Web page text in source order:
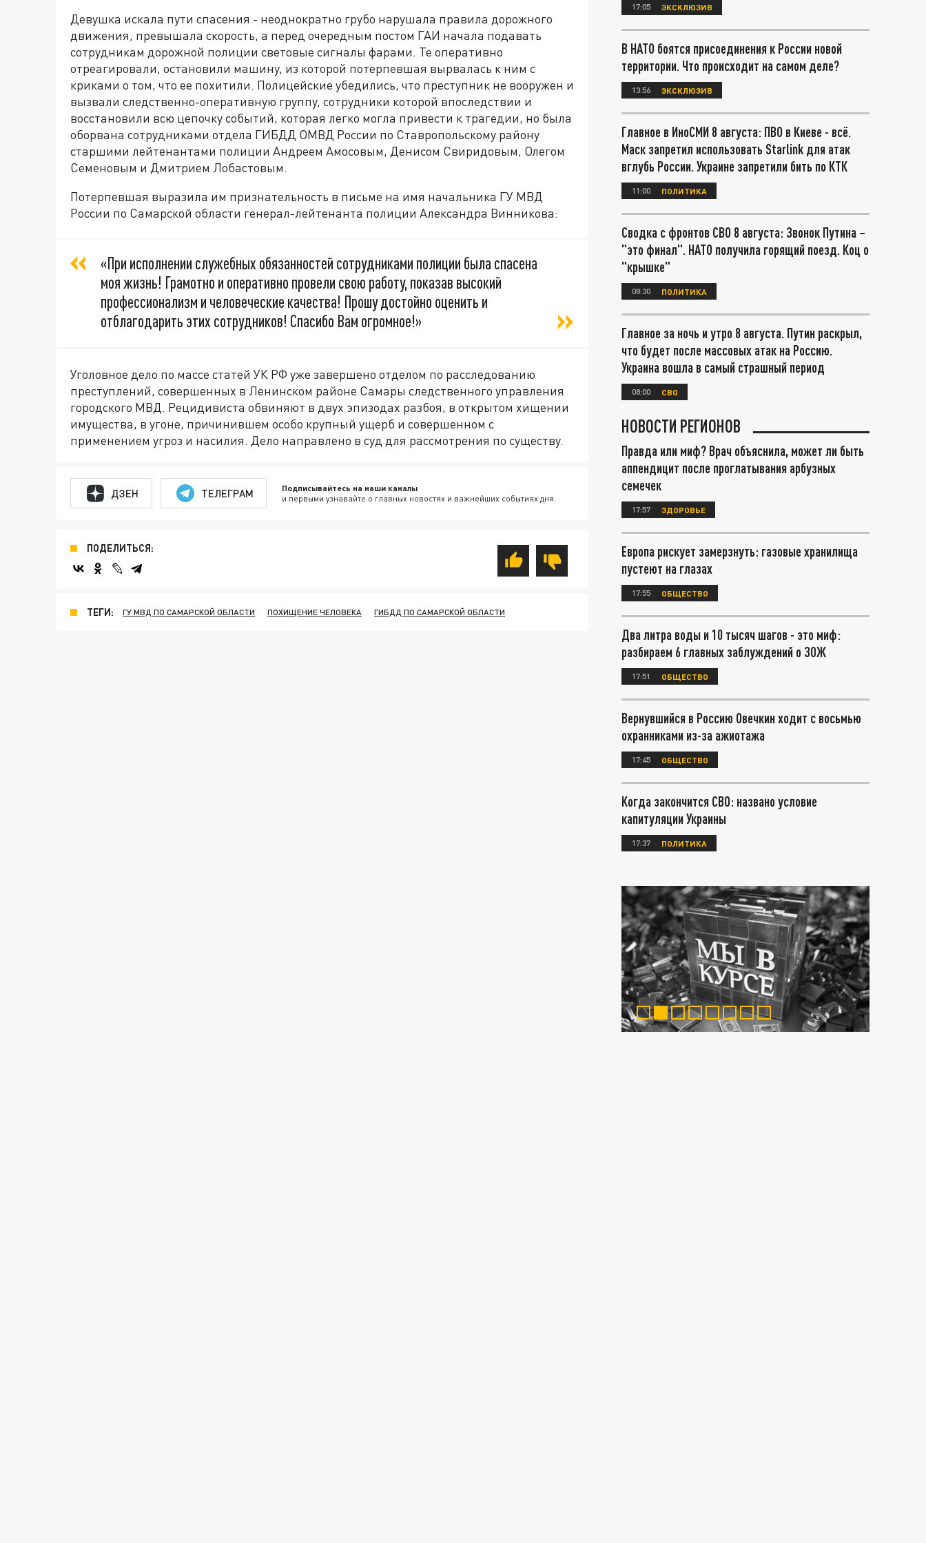
Девушка искала пути спасения - неоднократно грубо нарушала правила дорожного
движения, превышала скорость, а перед очередным постом ГАИ начала подавать
сотрудникам дорожной полиции световые сигналы фарами. Те оперативно
отреагировали, остановили машину, из которой потерпевшая вырвалась к ним с
криками о том, что ее похитили. Полицейские убедились, что преступник не вооружен и
вызвали следственно-оперативную группу, сотрудники которой впоследствии и
восстановили всю цепочку событий, которая легко могла привести к трагедии, но была
оборвана сотрудниками отдела ГИБДД ОМВД России по Ставропольскому району
старшими лейтенантами полиции Андреем Амосовым, Денисом Свиридовым, Олегом
Семеновым и Дмитрием Лобастовым.
Потерпевшая выразила им признательность в письме на имя начальника ГУ МВД
России по Самарской области генерал-лейтенанта полиции Александра Винникова:
«При исполнении служебных обязанностей сотрудниками полиции была спасена
моя жизнь! Грамотно и оперативно провели свою работу, показав высокий
профессионализм и человеческие качества! Прошу достойно оценить и
отблагодарить этих сотрудников! Спасибо Вам огромное!»
Уголовное дело по массе статей УК РФ уже завершено отделом по расследованию
преступлений, совершенных в Ленинском районе Самары следственного управления
городского МВД. Рецидивиста обвиняют в двух эпизодах разбоя, в открытом хищении
имущества, в угоне, причинившем особо крупный ущерб и совершенном с
применением угроз и насилия. Дело направлено в суд для рассмотрения по существу.
ДЗЕН ТЕЛЕГРАМ Подписывайтесь на наши каналы
и первыми узнавайте о главных новостях и важнейших событиях дня.
ПОДЕЛИТЬСЯ:
ТЕГИ: ГУ МВД ПО САМАРСКОЙ ОБЛАСТИ ПОХИЩЕНИЕ ЧЕЛОВЕКА ГИБДД ПО САМАРСКОЙ ОБЛАСТИ
17:05 ЭКСКЛЮЗИВ
В НАТО боятся присоединения к России новой
территории. Что происходит на самом деле?
13:56 ЭКСКЛЮЗИВ
Главное в ИноСМИ 8 августа: ПВО в Киеве - всё.
Маск запретил использовать Starlink для атак
вглубь России. Украине запретили бить по КТК
11:00 ПОЛИТИКА
Сводка с фронтов СВО 8 августа: Звонок Путина –
"это финал". НАТО получила горящий поезд. Коц о
"крышке"
08:30 ПОЛИТИКА
Главное за ночь и утро 8 августа. Путин раскрыл,
что будет после массовых атак на Россию.
Украина вошла в самый страшный период
08:00 СВО
НОВОСТИ РЕГИОНОВ
Правда или миф? Врач объяснила, может ли быть
аппендицит после проглатывания арбузных
семечек
17:57 ЗДОРОВЬЕ
Европа рискует замерзнуть: газовые хранилища
пустеют на глазах
17:55 ОБЩЕСТВО
Два литра воды и 10 тысяч шагов - это миф:
разбираем 6 главных заблуждений о ЗОЖ
17:51 ОБЩЕСТВО
Вернувшийся в Россию Овечкин ходит с восьмью
охранниками из-за ажиотажа
17:45 ОБЩЕСТВО
Когда закончится СВО: названо условие
капитуляции Украины
17:37 ПОЛИТИКА